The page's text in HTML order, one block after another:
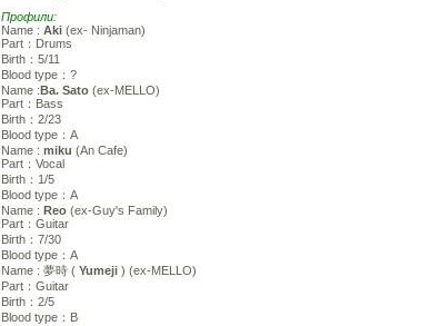
Профили:
Name : Aki (ex- Ninjaman)
Part：Drums
Birth：5/11
Blood type：?
Name : Ba. Sato (ex-MELLO)
Part：Bass
Birth：2/23
Blood type：A
Name : miku (An Cafe)
Part：Vocal
Birth：1/5
Blood type：A
Name : Reo (ex-Guy's Family)
Part：Guitar
Birth：7/30
Blood type：A
Name : 夢時 ( Yumeji ) (ex-MELLO)
Part：Guitar
Birth：2/5
Blood type：B